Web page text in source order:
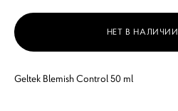
НЕТ В НАЛИЧИИ
Geltek Blemish Control 50 ml